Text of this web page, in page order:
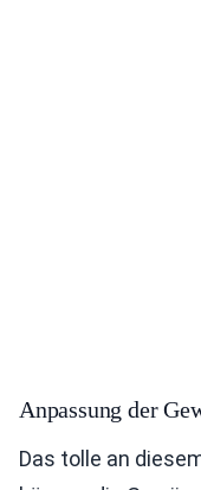
Anpassung der
Das tolle an